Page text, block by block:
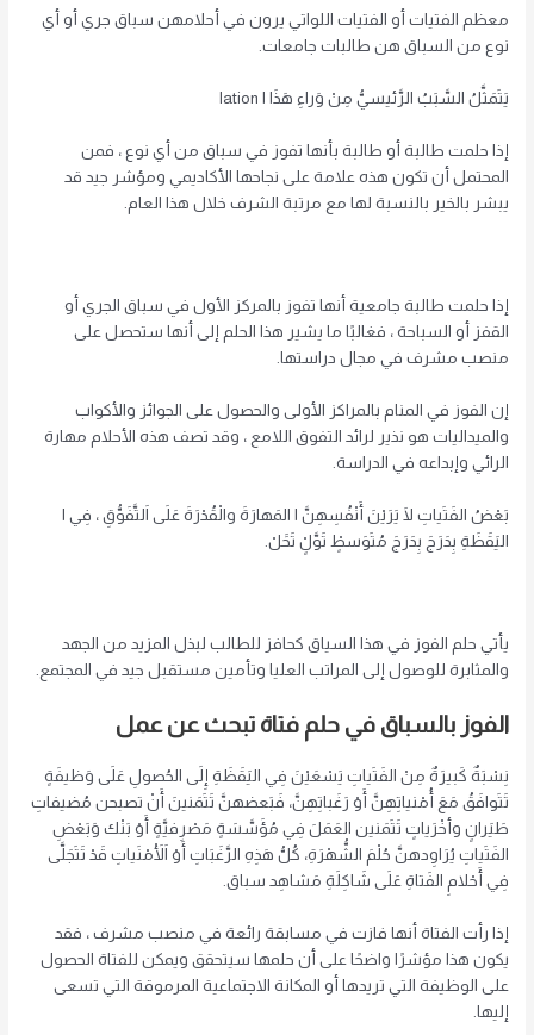
معظم الفتيات أو الفتيات اللواتي يرون في أحلامهن سباق جري أو أي
نوع من السباق هن طالبات جامعات.
يَتَمَثَّلُ السَّبَبُ الرَّئيسيُّ مِنْ وَراءِ هَذَا ا lation
إذا حلمت طالبة أو طالبة بأنها تفوز في سباق من أي نوع ، فمن
المحتمل أن تكون هذه علامة على نجاحها الأكاديمي ومؤشر جيد قد
يبشر بالخير بالنسبة لها مع مرتبة الشرف خلال هذا العام.
إذا حلمت طالبة جامعية أنها تفوز بالمركز الأول في سباق الجري أو
القفز أو السباحة ، فغالبًا ما يشير هذا الحلم إلى أنها ستحصل على
منصب مشرف في مجال دراستها.
إن الفوز في المنام بالمراكز الأولى والحصول على الجوائز والأكواب
والميداليات هو نذير لرائد التفوق اللامع ، وقد تصف هذه الأحلام مهارة
الرائي وإبداعه في الدراسة.
بَعْضُ الفَتَياتِ لَا يَرَيْنَ أَنْفُسِهِنَّ ا المَهارَةَ والْقُدْرَةَ عَلَى اَلتَّفَوُّقِ ، فِي ا
اليَقَظَةِ بِدَرَجَ بِدَرَجَ مُتَوَسطٍْ تَوَّلٍْ تَحََلْ.
يأتي حلم الفوز في هذا السياق كحافز للطالب لبذل المزيد من الجهد
والمثابرة للوصول إلى المراتب العليا وتأمين مستقبل جيد في المجتمع.
الفوز بالسباق في حلم فتاة تبحث عن عمل
نِسْبَةٌ كَبيرَةٌ مِنْ الفَتَياتِ يَسْعَيْنَ فِي اليَقَظَةِ إِلَى الحُصولِ عَلَى وَظيفَةٍ
تَتَوافَقُ مَعَ أُمْنياتِهِنَّ أَوْ رَغَباتِهِنَّ، فَبَعضهنَّ تَتَمَنينَ أَنْ تصبحن مُضيفاتِ
طَيَرانٍ وأخْرَياتٍ تَتَمَنين العَمَلَ فِي مُؤَسَّسَةٍ مَصْرِفيَّةٍ أَوْ بَنْك وَبَعْضِ
الفَتَياتِ يُرَاوِدهنَّ حُلْمَ الشُّهْرَةِ، كُلُّ هَذِهِ الرَّغَبَاتِ أَوْ اَلْأَمْنَياتِ قَدْ تَتَجَلَّى
فِي أَحْلامِ الفَتاةِ عَلَى شَاكِلَةِ مَشاهِد سباق.
إذا رأت الفتاة أنها فازت في مسابقة رائعة في منصب مشرف ، فقد
يكون هذا مؤشرًا واضحًا على أن حلمها سيتحقق ويمكن للفتاة الحصول
على الوظيفة التي تريدها أو المكانة الاجتماعية المرموقة التي تسعى
إليها.